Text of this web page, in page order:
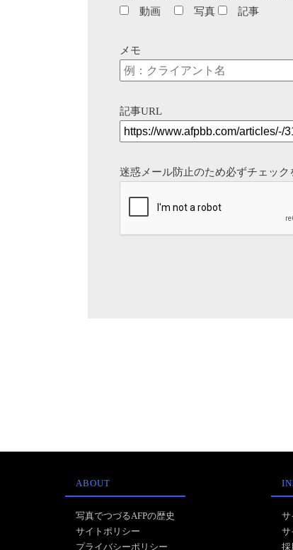
動画
写真 記事
メモ
記事URL
迷惑メール防止のため必ずチェック
ABOUT
写真でつづるAFPの歴史
サイトポリシー
プライバシーポリシー
サ
サ
採